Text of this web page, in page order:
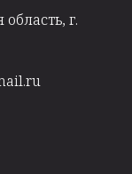
г.